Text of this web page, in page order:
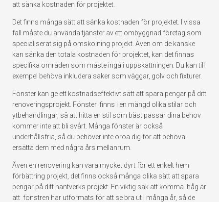
att sänka kostnaden för projektet.
Det finns många sätt att sänka kostnaden för projektet. I vissa
fall måste du använda tjänster av ett ombyggnad företag som
specialiserat sig på omskolning projekt. Även om de kanske
kan sänka den totala kostnaden för projektet, kan det finnas
specifika områden som måste ingå i uppskattningen. Du kan till
exempel behöva inkludera saker som väggar, golv och fixturer.
Fönster kan ge ett kostnadseffektivt sätt att spara pengar på ditt
renoveringsprojekt. Fönster finns i en mängd olika stilar och
ytbehandlingar, så att hitta en stil som bäst passar dina behov
kommer inte att bli svårt. Många fönster är också
underhållsfria, så du behöver inte oroa dig för att behöva
ersätta dem med några års mellanrum.
Även en renovering kan vara mycket dyrt för ett enkelt hem
förbättring projekt, det finns också många olika sätt att spara
pengar på ditt hantverks projekt. En viktig sak att komma ihåg är
att fönstren har utformats för att se bra ut i många år, så de